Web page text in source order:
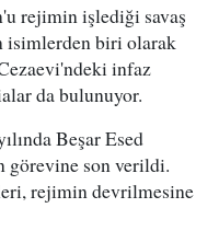
rejimin işlediği savaş
isimlerden biri olarak
infaz
da bulunuyor.
Beşar Esed
görevine son verildi.
rejimin devrilmesine